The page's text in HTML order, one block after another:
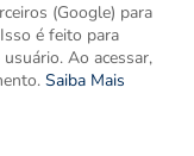
(Google) para
é feito para
Ao acessar,
Saiba Mais